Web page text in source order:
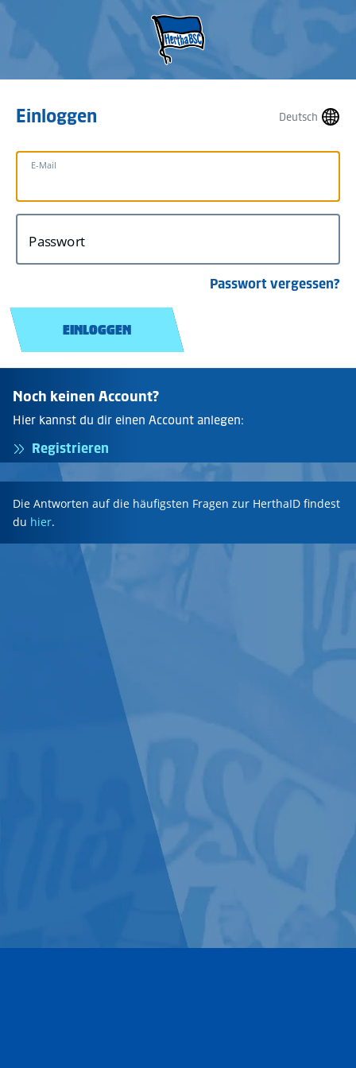
Deutsch
Einloggen
E-Mail
Passwort
Passwort vergessen?
EINLOGGEN
Noch keinen Account?
Hier kannst du dir einen Account anlegen:
Registrieren
Die Antworten auf die häufigsten Fragen zur HerthaID findest
du hier.